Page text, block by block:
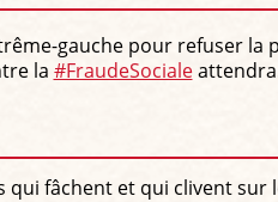
gauche pour refuser la
la #FraudeSociale
fâchent et qui clivent sur